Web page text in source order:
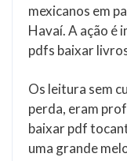
mexicanos em
Havaí. A ação é
pdfs baixar
Os leitura sem
perda, eram
baixar pdf
uma grande